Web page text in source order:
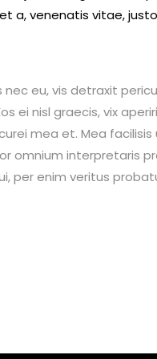
a, venenatis vitae,
eu, vis detraxit
ei nisl graecis, vix
mea et. Mea
omnium interpretaris
per enim veritus